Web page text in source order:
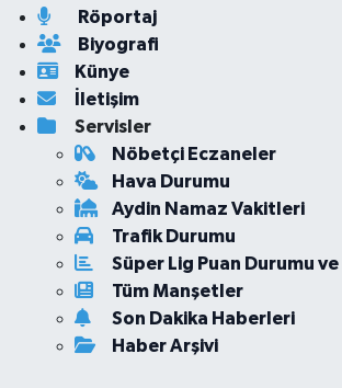
Röportaj
Biyografi
Künye
İletişim
Servisler
Nöbetçi Eczaneler
Hava Durumu
Aydin Namaz Vakitleri
Trafik Durumu
Süper Lig Puan Durumu
Tüm Manşetler
Son Dakika Haberleri
Haber Arşivi